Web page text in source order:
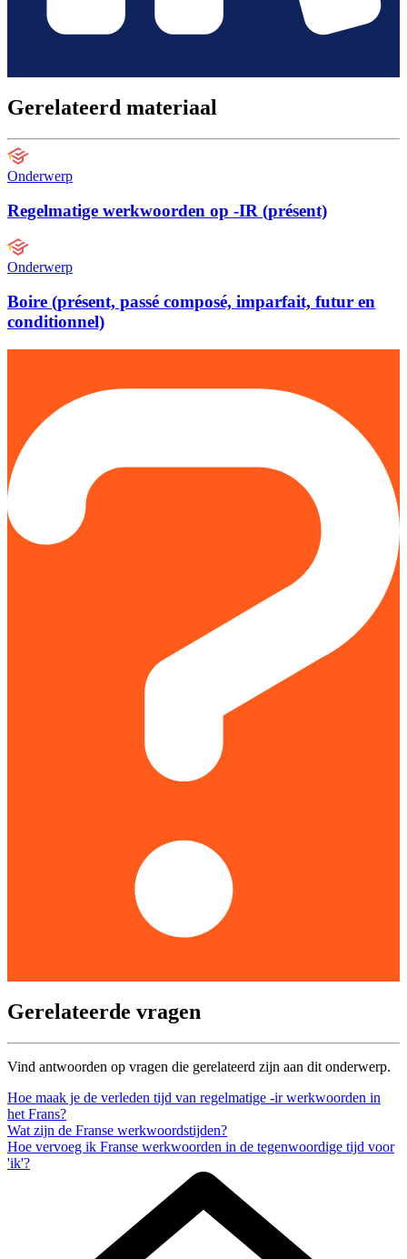
Gerelateerd materiaal
Onderwerp
Regelmatige werkwoorden op -IR (présent)
Onderwerp
Boire (présent, passé composé, imparfait, futur en
conditionnel)
Gerelateerde vragen
Vind antwoorden op vragen die gerelateerd zijn aan dit onderwerp.
Hoe maak je de verleden tijd van regelmatige -ir werkwoorden in
het Frans?
Wat zijn de Franse werkwoordstijden?
Hoe vervoeg ik Franse werkwoorden in de tegenwoordige tijd voor
'ik'?